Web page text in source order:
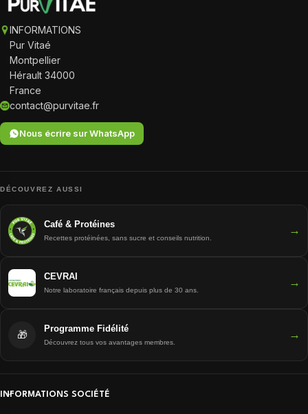
INFORMATIONS
Pur Vitaé
Montpellier
Hérault 34000
France
contact@purvitae.fr
Nous écrire sur WhatsApp
DÉCOUVREZ AUSSI
Café & Protéines
Recettes protéinées, sans sucre et conseils nutrition.
→
CEVRAI
Notre laboratoire français depuis plus de 30 ans.
→
🎁 Programme Fidélité
Découvrez tous vos avantages membres.
→
INFORMATIONS SOCIÉTÉ